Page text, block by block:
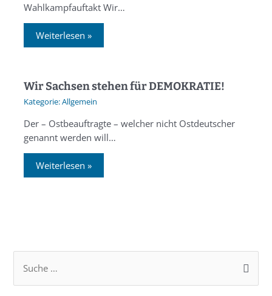
Wahlkampfauftakt Wir…
Weiterlesen »
Wir Sachsen stehen für DEMOKRATIE!
Allgemein
Der – Ostbeauftragte – welcher nicht Ostdeutscher
genannt werden will…
Weiterlesen »